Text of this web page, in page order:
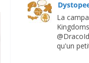
La
qu'un